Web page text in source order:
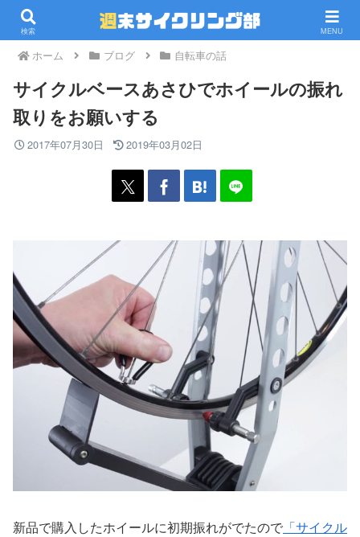
PR
ホーム ブログ 自転車の話
サイクルベースあさひでホイールの振れ
取りをお願いする
2017年07月30日 2019年03月02日
新品で購入したホイールに初期振れがでたので 「サイクル
検索 MENU